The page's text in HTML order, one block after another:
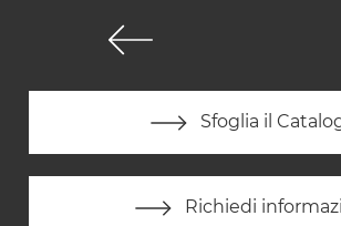
Sfoglia il
Richiedi